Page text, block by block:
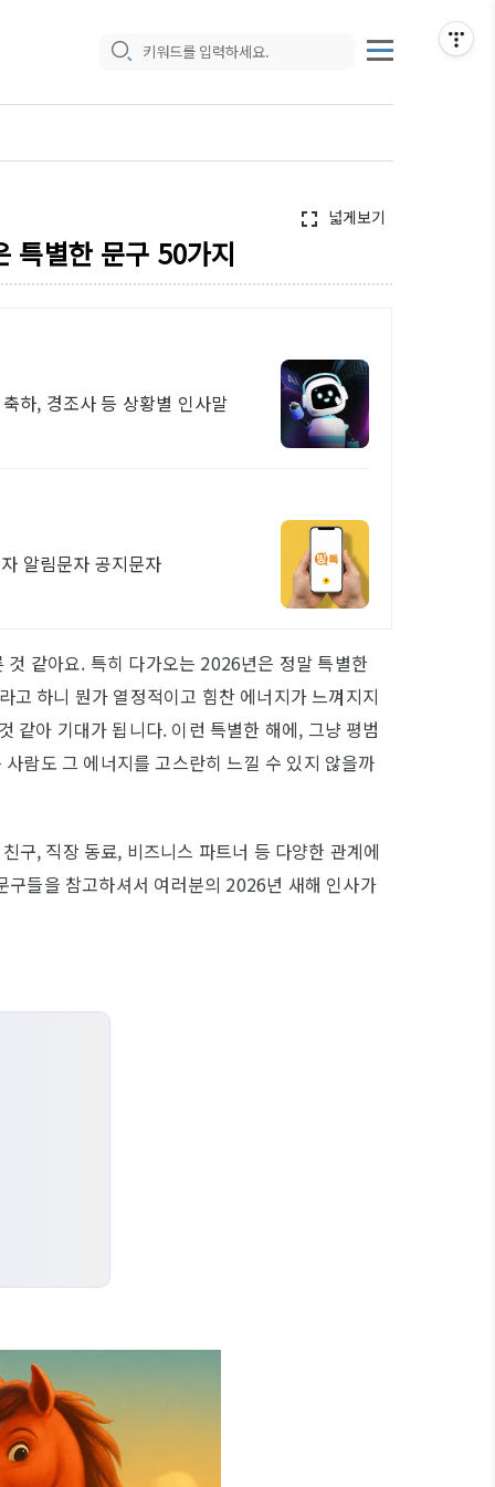
fullscreen 넓게보기
특별한 문구 50가지
하, 경조사 등 상황별 인사말
알림문자 공지문자
같아요. 특히 다가오는 2026년은 정말 특별한
고 하니 뭔가 열정적이고 힘찬 에너지가 느껴지지
같아 기대가 됩니다. 이런 특별한 해에, 그냥 평범
람도 그 에너지를 고스란히 느낄 수 있지 않을까
구, 직장 동료, 비즈니스 파트너 등 다양한 관계에
구들을 참고하셔서 여러분의 2026년 새해 인사가